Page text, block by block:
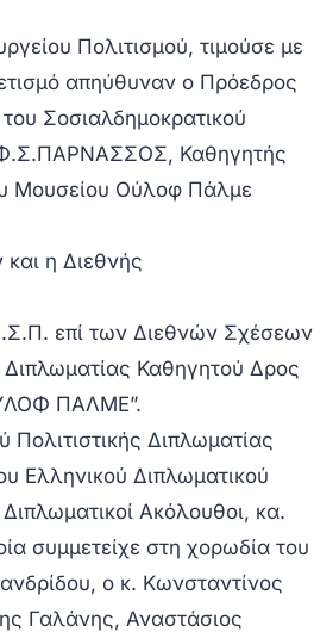
Πολιτισμού, τιμούσε με
απηύθυναν ο Πρόεδρος
Σοσιαλδημοκρατικού
Φ.Σ.ΠΑΡΝΑΣΣΟΣ, Καθηγητής
Μουσείου Ούλοφ Πάλμε
η Διεθνής
επί των Διεθνών Σχέσεων
Διπλωματίας Καθηγητού Δρος
ΠΑΛΜΕ”.
Διπλωματίας
Ελληνικού Διπλωματικού
Ακόλουθοι, κα.
συμμετείχε στη χορωδία του
ο κ. Κωνσταντίνος
Γαλάνης, Αναστάσιος